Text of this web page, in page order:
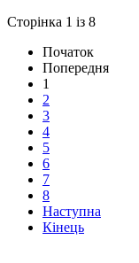
Сторінка 1 із 8
Початок
Попередня
1
2
3
4
5
6
7
8
Наступна
Кінець